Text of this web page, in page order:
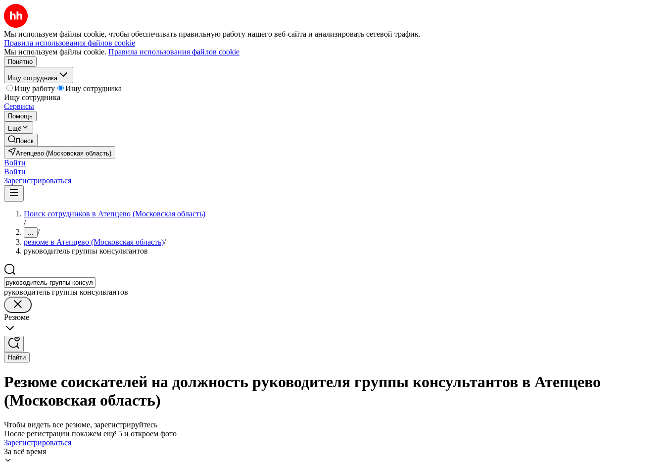
Мы используем файлы cookie, чтобы обеспечивать правильную работу нашего веб-сайта и анализировать сетевой трафик.
Правила использования файлов cookie
Мы используем файлы cookie. Правила использования файлов cookie
Понятно
Ищу сотрудника
Ищу работу
Ищу сотрудника
Ищу сотрудника
Сервисы
Помощь
Ещё
Поиск
Атепцево (Московская область)
Войти
Войти
Зарегистрироваться
Поиск сотрудников в Атепцево (Московская область)
/
... /
резюме в Атепцево (Московская область)/
руководитель группы консультантов
руководитель группы консультантов
Резюме
Найти
Резюме соискателей на должность руководителя группы консультантов в Атепцево
(Московская область)
Чтобы видеть все резюме, зарегистрируйтесь
После регистрации покажем ещё 5 и откроем фото
Зарегистрироваться
За всё время